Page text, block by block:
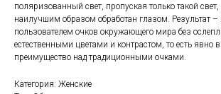
поляризованный свет, пропуская только такой
наилучшим образом обработан глазом. Результат –
пользователем очков окружающего мира без
естественными цветами и контрастом, то есть явно
преимущество над традиционными очками.
Категория: Женские